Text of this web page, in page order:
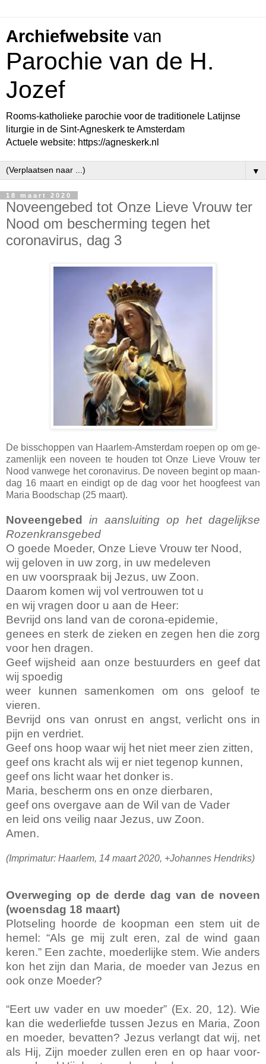
Archiefwebsite van
Parochie van de H.
Jozef
Rooms-katholieke parochie voor de traditionele Latijnse
liturgie in de Sint-Agneskerk te Amsterdam
Actuele website: https://agneskerk.nl
▼
18 maart 2020
Noveengebed tot Onze Lieve Vrouw ter
Nood om bescherming tegen het
coronavirus, dag 3
De bis­schop­pen van Haarlem-Amsterdam roepen op om ge­
za­men­lijk een noveen te hou­den tot Onze Lieve Vrouw ter
Nood vanwege het corona­vi­rus. De noveen begint op maan­
dag 16 maart en ein­digt op de dag voor het hoog­feest van
Maria Boodschap (25 maart).
Noveengebed in aansluiting op het dagelijkse
Rozenkransgebed
O goede Moeder, Onze Lieve Vrouw ter Nood,
wij geloven in uw zorg, in uw medeleven
en uw voor­spraak bij Jezus, uw Zoon.
Daarom komen wij vol ver­trouwen tot u
en wij vragen door u aan de Heer:
Bevrijd ons land van de corona-epidemie,
genees en sterk de zieken en zegen hen die zorg
voor hen dragen.
Geef wijs­heid aan onze be­stuur­ders en geef dat
wij spoe­dig
weer kunnen samen­ko­men om ons geloof te
vieren.
Bevrijd ons van onrust en angst, verlicht ons in
pijn en verdriet.
Geef ons hoop waar wij het niet meer zien zitten,
geef ons kracht als wij er niet tegenop kunnen,
geef ons licht waar het donker is.
Maria, bescherm ons en onze dier­ba­ren,
geef ons overgave aan de Wil van de Vader
en leid ons veilig naar Jezus, uw Zoon.
Amen.
(Imprimatur: Haarlem, 14 maart 2020, +Johannes Hendriks)
Overweging op de derde dag van de noveen
(woensdag 18 maart)
Plot­se­ling hoorde de koopman een stem uit de
hemel: “Als ge mij zult eren, zal de wind gaan
keren.” Een zachte, moe­der­lijke stem. Wie anders
kon het zijn dan Maria, de moeder van Jezus en
ook onze Moeder?
“Eert uw vader en uw moeder” (Ex. 20, 12). Wie
kan die weder­liefde tussen Jezus en Maria, Zoon
en moeder, bevatten? Jezus verlangt dat wij, net
als Hij, Zijn moeder zullen eren en op haar voor­